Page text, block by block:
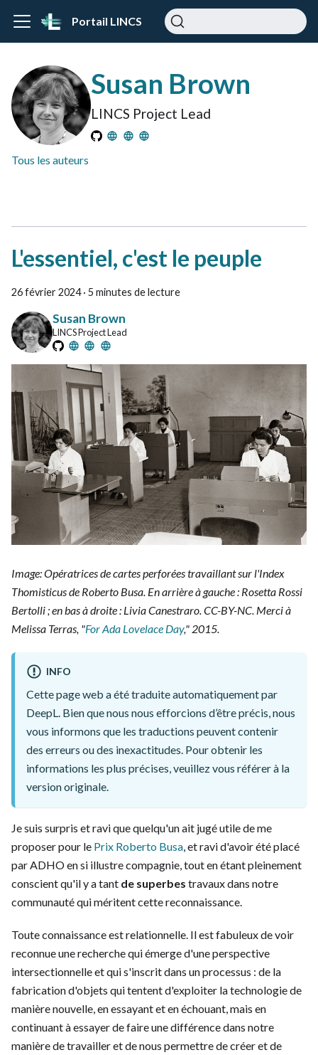
Portail LINCS
Susan Brown
LINCS Project Lead
Tous les auteurs
L'essentiel, c'est le peuple
26 février 2024· 5 minutes de lecture
Susan Brown
LINCS Project Lead
Image: Opératrices de cartes perforées travaillant sur l'Index
Thomisticus de Roberto Busa. En arrière à gauche : Rosetta Rossi
Bertolli ; en bas à droite : Livia Canestraro. CC-BY-NC. Merci à
Melissa Terras, "For Ada Lovelace Day," 2015.
INFO
Cette page web a été traduite automatiquement par
DeepL. Bien que nous nous efforcions d’être précis, nous
vous informons que les traductions peuvent contenir
des erreurs ou des inexactitudes. Pour obtenir les
informations les plus précises, veuillez vous référer à la
version originale.
Je suis surpris et ravi que quelqu'un ait jugé utile de me
proposer pour le Prix Roberto Busa , et ravi d'avoir été placé
par ADHO en si illustre compagnie, tout en étant pleinement
conscient qu'il y a tant de superbes travaux dans notre
communauté qui méritent cette reconnaissance.
Toute connaissance est relationnelle. Il est fabuleux de voir
reconnue une recherche qui émerge d'une perspective
intersectionnelle et qui s'inscrit dans un processus : de la
fabrication d'objets qui tentent d'exploiter la technologie de
manière nouvelle, en essayant et en échouant, mais en
continuant à essayer de faire une différence dans notre
manière de travailler et de nous permettre de créer et de